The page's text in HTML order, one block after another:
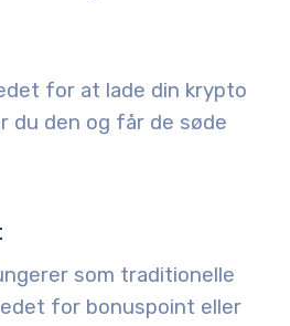
for at lade din krypto
du den og får de søde
som traditionelle
for bonuspoint eller